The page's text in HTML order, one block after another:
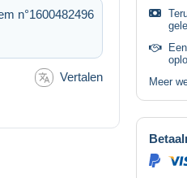
n°1600482496
Vertalen
Meer